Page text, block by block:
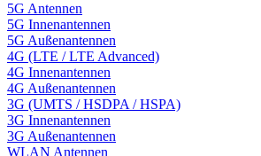
5G Antennen
5G Innenantennen
5G Außenantennen
4G (LTE / LTE Advanced)
4G Innenantennen
4G Außenantennen
3G (UMTS / HSDPA / HSPA)
3G Innenantennen
3G Außenantennen
WLAN Antennen